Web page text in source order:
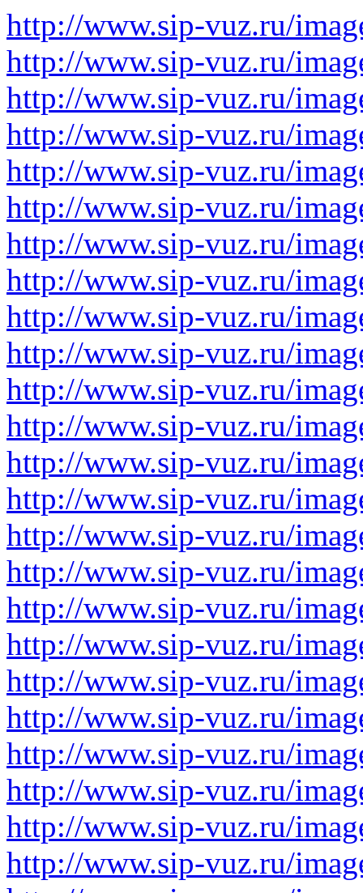
http://www.sip-vuz.ru/
http://www.sip-vuz.ru/
http://www.sip-vuz.ru/
http://www.sip-vuz.ru/
http://www.sip-vuz.ru/
http://www.sip-vuz.ru/
http://www.sip-vuz.ru/
http://www.sip-vuz.ru/
http://www.sip-vuz.ru/
http://www.sip-vuz.ru/
http://www.sip-vuz.ru/
http://www.sip-vuz.ru/
http://www.sip-vuz.ru/
http://www.sip-vuz.ru/
http://www.sip-vuz.ru/
http://www.sip-vuz.ru/
http://www.sip-vuz.ru/
http://www.sip-vuz.ru/
http://www.sip-vuz.ru/
http://www.sip-vuz.ru/
http://www.sip-vuz.ru/
http://www.sip-vuz.ru/
http://www.sip-vuz.ru/
http://www.sip-vuz.ru/